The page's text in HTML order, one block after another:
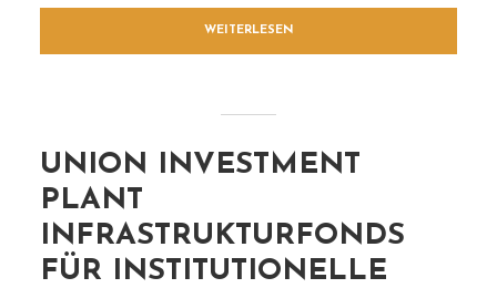
WEITERLESEN
UNION INVESTMENT
PLANT
INFRASTRUKTURFONDS
FÜR INSTITUTIONELLE